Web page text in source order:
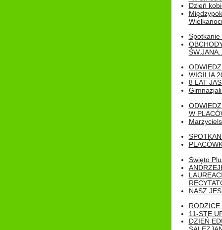
Dzień
Spotkanie
WIGILIA
8 LAT
W
Święto
NASZ
RODZICE
11-STE
DZIEŃ